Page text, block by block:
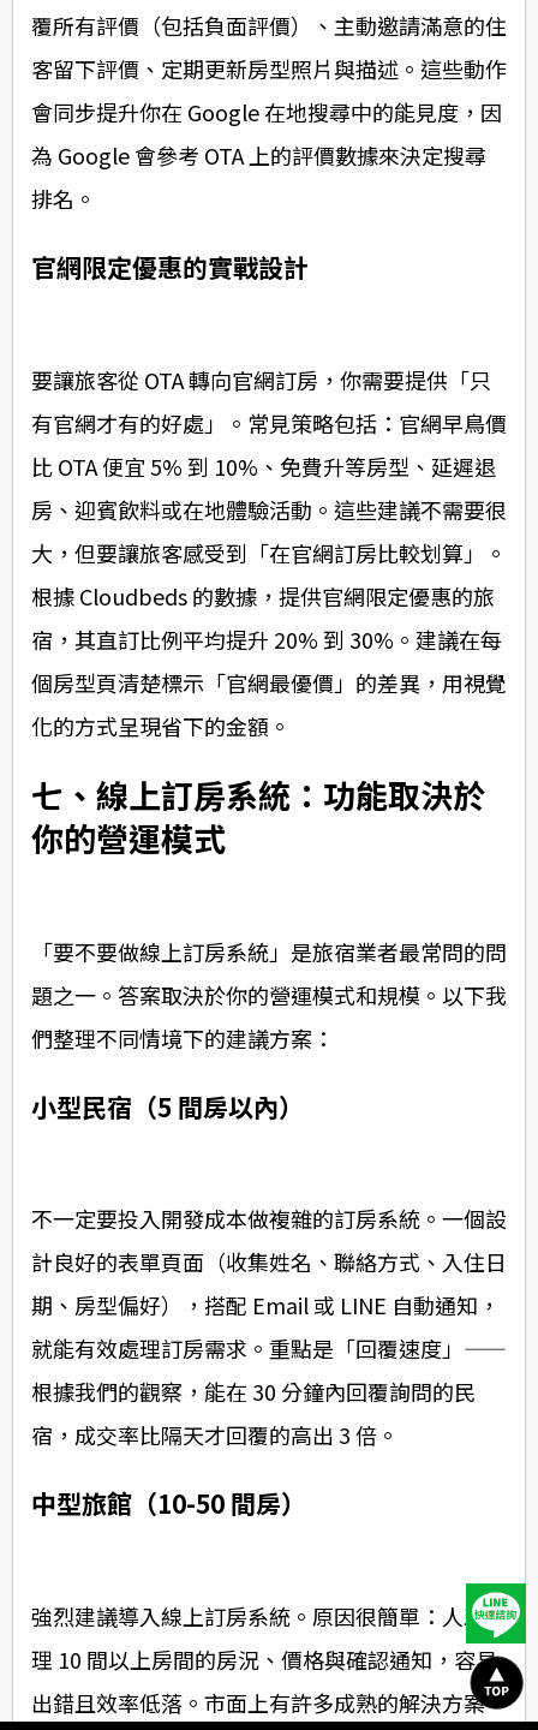
覆所有評價（包括負面評價）、主動邀請滿意的住
客留下評價、定期更新房型照片與描述。這些動作
會同步提升你在 Google 在地搜尋中的能見度，因
為 Google 會參考 OTA 上的評價數據來決定搜尋
排名。
官網限定優惠的實戰設計
要讓旅客從 OTA 轉向官網訂房，你需要提供「只
有官網才有的好處」。常見策略包括：官網早鳥價
比 OTA 便宜 5% 到 10%、免費升等房型、延遲退
房、迎賓飲料或在地體驗活動。這些建議不需要很
大，但要讓旅客感受到「在官網訂房比較划算」。
根據 Cloudbeds 的數據，提供官網限定優惠的旅
宿，其直訂比例平均提升 20% 到 30%。建議在每
個房型頁清楚標示「官網最優價」的差異，用視覺
化的方式呈現省下的金額。
七、線上訂房系統：功能取決於
你的營運模式
「要不要做線上訂房系統」是旅宿業者最常問的問
題之一。答案取決於你的營運模式和規模。以下我
們整理不同情境下的建議方案：
小型民宿（5 間房以內）
不一定要投入開發成本做複雜的訂房系統。一個設
計良好的表單頁面（收集姓名、聯絡方式、入住日
期、房型偏好），搭配 Email 或 LINE 自動通知，
就能有效處理訂房需求。重點是「回覆速度」——
根據我們的觀察，能在 30 分鐘內回覆詢問的民
宿，成交率比隔天才回覆的高出 3 倍。
中型旅館（10-50 間房）
強烈建議導入線上訂房系統。原因很簡單：人工處
理 10 間以上房間的房況、價格與確認通知，容易
出錯且效率低落。市面上有許多成熟的解決方案